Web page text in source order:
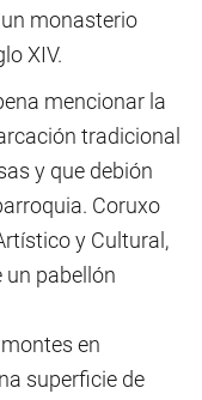
monasterio
XIV.
mencionar la
tradicional
y que debión
Coruxo
y Cultural,
un pabellón
en
superficie de